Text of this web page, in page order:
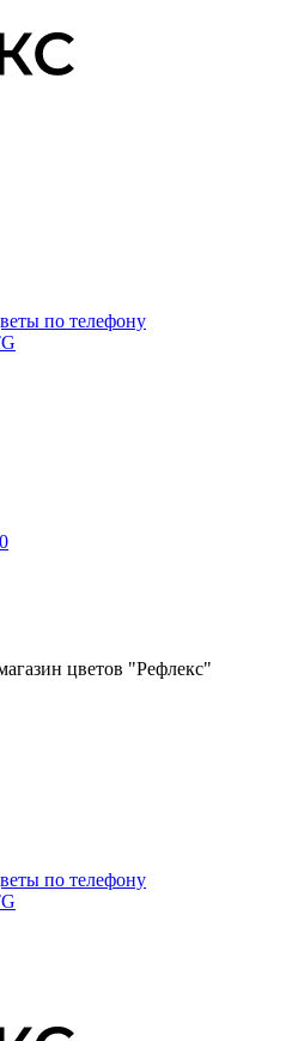
по телефону
0
цветов "Рефлекс"
по телефону